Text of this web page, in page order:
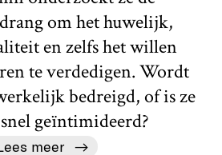
om het huwelijk,
en zelfs het willen
te verdedigen. Wordt
bedreigd, of is ze
geïntimideerd?
meer